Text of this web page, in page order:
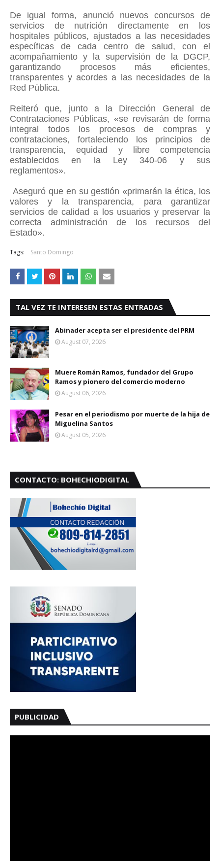
De igual forma, anunció nuevos concursos de
servicios de nutrición directamente en los
hospitales públicos, ajustados a las necesidades
específicas de cada centro de salud, con el
acompañamiento y la supervisión de la DGCP,
garantizando procesos más eficientes,
transparentes y acordes a las necesidades de la
Red Pública.
Reiteró que, junto a la Dirección General de
Contrataciones Públicas, «se revisarán de forma
integral todos los procesos de compras y
contrataciones, fortaleciendo los principios de
transparencia, equidad y libre competencia
establecidos en la Ley 340-06 y sus
reglamentos».
Aseguró que en su gestión «primarán la ética, los
valores y la transparencia, para garantizar
servicios de calidad a los usuarios y preservar la
correcta administración de los recursos del
Estado».
Tags: Santo Domingo
TAL VEZ TE INTERESEN ESTAS ENTRADAS
Abinader acepta ser el presidente del PRM
August 07, 2026
Muere Román Ramos, fundador del Grupo
Ramos y pionero del comercio moderno
August 06, 2026
Pesar en el periodismo por muerte de la hija de
Miguelina Santos
August 05, 2026
CONTACTO: BOHECHIODIGITAL
PUBLICIDAD